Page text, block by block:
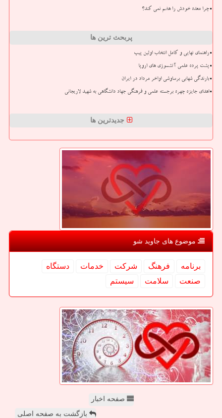
چرا معده خودش را هضم نمی کند؟
پربحث ترین ها
راهنمای نهایی و کامل انتخاب اولین پیپ
پشت پرده علمی آتشسوزی های اروپا
بارندگی شهابی برساوشی اواخر مرداد در ایران
اهدای جایزه چهره برجسته علمی و فرهنگی جهاد دانشگاهی به شهید لاریجانی
جدیدترین ها
موضوع های جاوید شو
برنامه فرهنگ شركت خدمات
دستگاه
صنعت
سلامت سیستم
صفحه اخبار
بازگشت به صفحه اصلی